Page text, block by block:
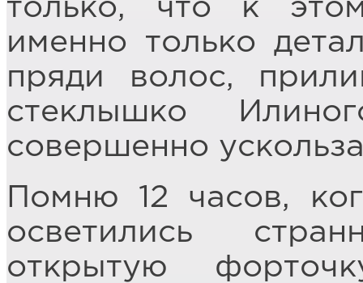
только, что к
именно только
пряди волос,
стеклышко
совершенно
Помню 12 часов,
осветились
открытую